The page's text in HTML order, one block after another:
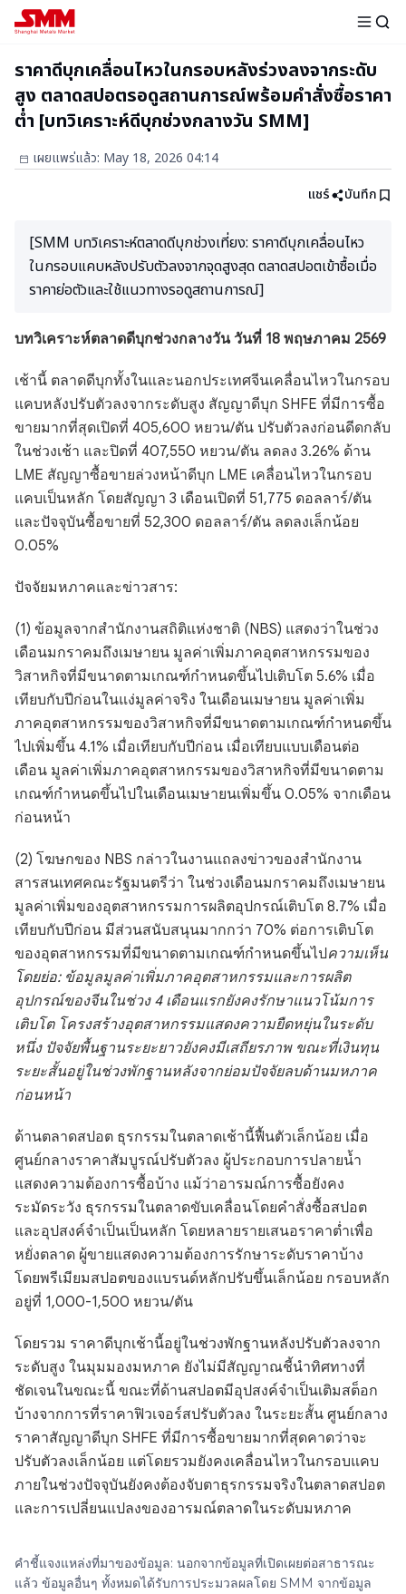
ราคาดีบุกเคลื่อนไหวในกรอบหลังร่วงลงจากระดับ
สูง ตลาดสปอตรอดูสถานการณ์พร้อมคำสั่งซื้อราคา
ต่ำ [บทวิเคราะห์ดีบุกช่วงกลางวัน SMM]
เผยแพร่แล้ว: May 18, 2026 04:14
แชร์
บันทึก
[SMM บทวิเคราะห์ตลาดดีบุกช่วงเที่ยง: ราคาดีบุกเคลื่อนไหว
ในกรอบแคบหลังปรับตัวลงจากจุดสูงสุด ตลาดสปอตเข้าซื้อเมื่อ
ราคาย่อตัวและใช้แนวทางรอดูสถานการณ์]
บทวิเคราะห์ตลาดดีบุกช่วงกลางวัน วันที่ 18 พฤษภาคม 2569
เช้านี้ ตลาดดีบุกทั้งในและนอกประเทศจีนเคลื่อนไหวในกรอบ
แคบหลังปรับตัวลงจากระดับสูง สัญญาดีบุก SHFE ที่มีการซื้อ
ขายมากที่สุดเปิดที่ 405,600 หยวน/ตัน ปรับตัวลงก่อนดีดกลับ
ในช่วงเช้า และปิดที่ 407,550 หยวน/ตัน ลดลง 3.26% ด้าน
LME สัญญาซื้อขายล่วงหน้าดีบุก LME เคลื่อนไหวในกรอบ
แคบเป็นหลัก โดยสัญญา 3 เดือนเปิดที่ 51,775 ดอลลาร์/ตัน
และปัจจุบันซื้อขายที่ 52,300 ดอลลาร์/ตัน ลดลงเล็กน้อย
0.05%
ปัจจัยมหภาคและข่าวสาร:
(1) ข้อมูลจากสำนักงานสถิติแห่งชาติ (NBS) แสดงว่าในช่วง
เดือนมกราคมถึงเมษายน มูลค่าเพิ่มภาคอุตสาหกรรมของ
วิสาหกิจที่มีขนาดตามเกณฑ์กำหนดขึ้นไปเติบโต 5.6% เมื่อ
เทียบกับปีก่อนในแง่มูลค่าจริง ในเดือนเมษายน มูลค่าเพิ่ม
ภาคอุตสาหกรรมของวิสาหกิจที่มีขนาดตามเกณฑ์กำหนดขึ้น
ไปเพิ่มขึ้น 4.1% เมื่อเทียบกับปีก่อน เมื่อเทียบแบบเดือนต่อ
เดือน มูลค่าเพิ่มภาคอุตสาหกรรมของวิสาหกิจที่มีขนาดตาม
เกณฑ์กำหนดขึ้นไปในเดือนเมษายนเพิ่มขึ้น 0.05% จากเดือน
ก่อนหน้า
(2) โฆษกของ NBS กล่าวในงานแถลงข่าวของสำนักงาน
สารสนเทศคณะรัฐมนตรีว่า ในช่วงเดือนมกราคมถึงเมษายน
มูลค่าเพิ่มของอุตสาหกรรมการผลิตอุปกรณ์เติบโต 8.7% เมื่อ
เทียบกับปีก่อน มีส่วนสนับสนุนมากกว่า 70% ต่อการเติบโต
ของอุตสาหกรรมที่มีขนาดตามเกณฑ์กำหนดขึ้นไปความเห็น
โดยย่อ: ข้อมูลมูลค่าเพิ่มภาคอุตสาหกรรมและการผลิต
อุปกรณ์ของจีนในช่วง 4 เดือนแรกยังคงรักษาแนวโน้มการ
เติบโต โครงสร้างอุตสาหกรรมแสดงความยืดหยุ่นในระดับ
หนึ่ง ปัจจัยพื้นฐานระยะยาวยังคงมีเสถียรภาพ ขณะที่เงินทุน
ระยะสั้นอยู่ในช่วงพักฐานหลังจากย่อมปัจจัยลบด้านมหภาค
ก่อนหน้า
ด้านตลาดสปอต ธุรกรรมในตลาดเช้านี้ฟื้นตัวเล็กน้อย เมื่อ
ศูนย์กลางราคาสัมบูรณ์ปรับตัวลง ผู้ประกอบการปลายน้ำ
แสดงความต้องการซื้อบ้าง แม้ว่าอารมณ์การซื้อยังคง
ระมัดระวัง ธุรกรรมในตลาดขับเคลื่อนโดยคำสั่งซื้อสปอต
และอุปสงค์จำเป็นเป็นหลัก โดยหลายรายเสนอราคาต่ำเพื่อ
หยั่งตลาด ผู้ขายแสดงความต้องการรักษาระดับราคาบ้าง
โดยพรีเมียมสปอตของแบรนด์หลักปรับขึ้นเล็กน้อย กรอบหลัก
อยู่ที่ 1,000-1,500 หยวน/ตัน
โดยรวม ราคาดีบุกเช้านี้อยู่ในช่วงพักฐานหลังปรับตัวลงจาก
ระดับสูง ในมุมมองมหภาค ยังไม่มีสัญญาณชี้นำทิศทางที่
ชัดเจนในขณะนี้ ขณะที่ด้านสปอตมีอุปสงค์จำเป็นเติมสต็อก
บ้างจากการที่ราคาฟิวเจอร์สปรับตัวลง ในระยะสั้น ศูนย์กลาง
ราคาสัญญาดีบุก SHFE ที่มีการซื้อขายมากที่สุดคาดว่าจะ
ปรับตัวลงเล็กน้อย แต่โดยรวมยังคงเคลื่อนไหวในกรอบแคบ
ภายในช่วงปัจจุบันยังคงต้องจับตาธุรกรรมจริงในตลาดสปอต
และการเปลี่ยนแปลงของอารมณ์ตลาดในระดับมหภาค
คำชี้แจงแหล่งที่มาของข้อมูล: นอกจากข้อมูลที่เปิดเผยต่อสาธารณะ
แล้ว ข้อมูลอื่นๆ ทั้งหมดได้รับการประมวลผลโดย SMM จากข้อมูล